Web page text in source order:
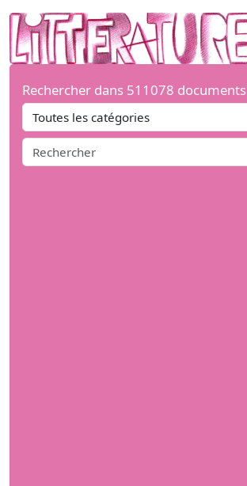
Rechercher dans 511078 documents